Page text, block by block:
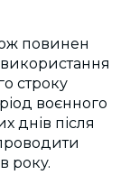
повинен
строку
воєнного
днів після
року.